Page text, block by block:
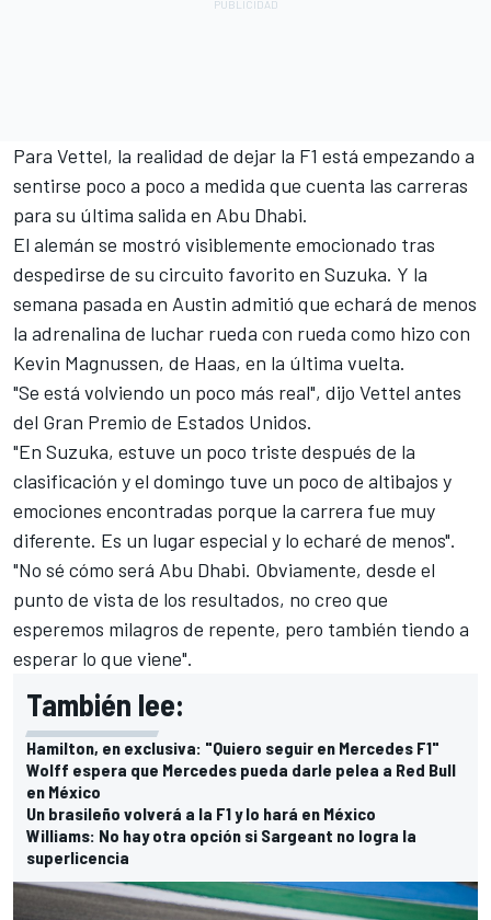
Para Vettel, la realidad de dejar la F1 está empezando a
sentirse poco a poco a medida que cuenta las carreras
para su última salida en Abu Dhabi.
El alemán se mostró visiblemente emocionado tras
despedirse de su circuito favorito en Suzuka. Y la
semana pasada en Austin admitió que echará de menos
la adrenalina de luchar rueda con rueda como hizo con
Kevin Magnussen, de Haas, en la última vuelta.
"Se está volviendo un poco más real", dijo Vettel antes
del Gran Premio de Estados Unidos.
"En Suzuka, estuve un poco triste después de la
clasificación y el domingo tuve un poco de altibajos y
emociones encontradas porque la carrera fue muy
diferente. Es un lugar especial y lo echaré de menos".
"No sé cómo será Abu Dhabi. Obviamente, desde el
punto de vista de los resultados, no creo que
esperemos milagros de repente, pero también tiendo a
esperar lo que viene".
También lee:
Hamilton, en exclusiva: "Quiero seguir en Mercedes F1"
Wolff espera que Mercedes pueda darle pelea a Red Bull
en México
Un brasileño volverá a la F1 y lo hará en México
Williams: No hay otra opción si Sargeant no logra la
superlicencia